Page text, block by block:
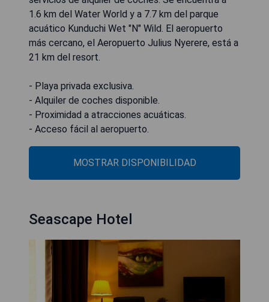
1.6 km del Water World y a 7.7 km del parque
acuático Kunduchi Wet "N" Wild. El aeropuerto
más cercano, el Aeropuerto Julius Nyerere, está a
21 km del resort.
- Playa privada exclusiva.
- Alquiler de coches disponible.
- Proximidad a atracciones acuáticas.
- Acceso fácil al aeropuerto.
MOSTRAR DISPONIBILIDAD
Seascape Hotel